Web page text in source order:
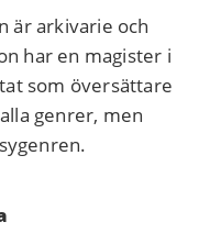
är arkivarie och
har en magister i
som översättare
genrer, men